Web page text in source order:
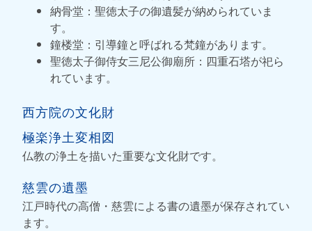
納骨堂：聖徳太子の御遺髪が納められていま
す。
鐘楼堂：引導鐘と呼ばれる梵鐘があります。
聖徳太子御侍女三尼公御廟所：四重石塔が祀ら
れています。
西方院の文化財
極楽浄土変相図
仏教の浄土を描いた重要な文化財です。
慈雲の遺墨
江戸時代の高僧・慈雲による書の遺墨が保存されてい
ます。